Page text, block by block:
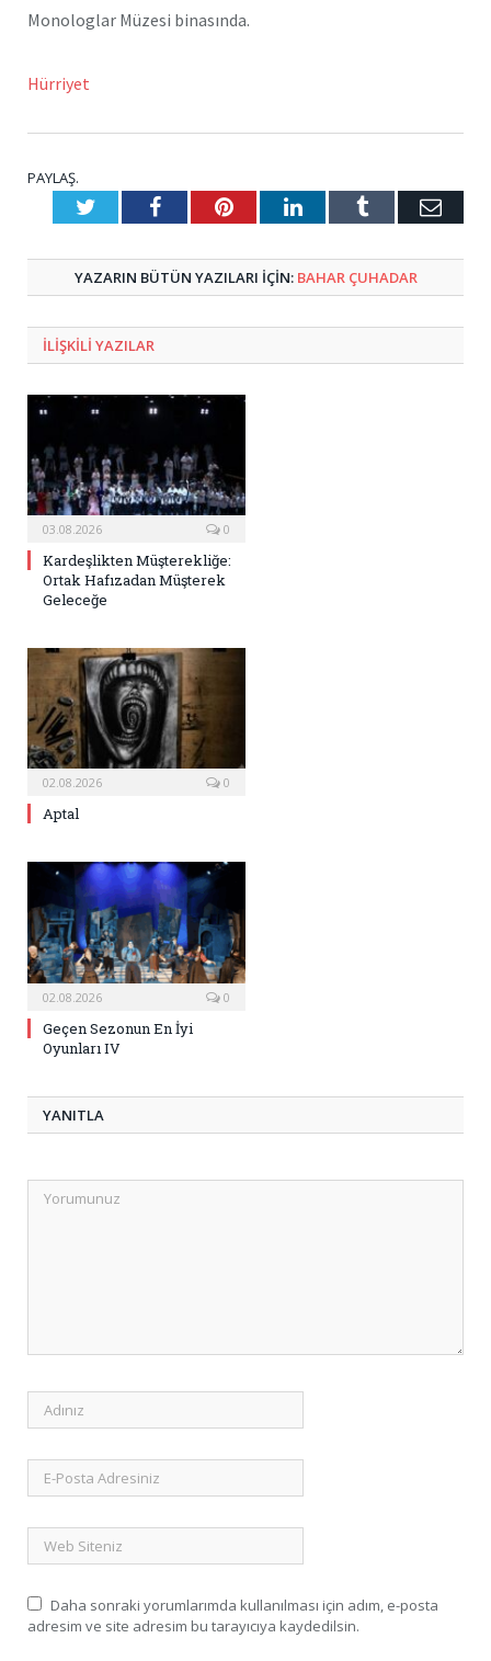
Monologlar Müzesi binasında.
Hürriyet
PAYLAŞ.
TwitterFacebookPinterestLinkedInTumblr E-
YAZARIN BÜTÜN YAZILARI IÇIN: BAHAR ÇUHADAR
ILIŞKILI YAZILAR
03.08.2026 0
Kardeşlikten Müşterekliğe:
Ortak Hafızadan Müşterek
Geleceğe
02.08.2026 0
Aptal
02.08.2026 0
Geçen Sezonun En İyi
Oyunları IV
YANITLA
Daha sonraki yorumlarımda kullanılması için adım, e-posta
adresim ve site adresim bu tarayıcıya kaydedilsin.